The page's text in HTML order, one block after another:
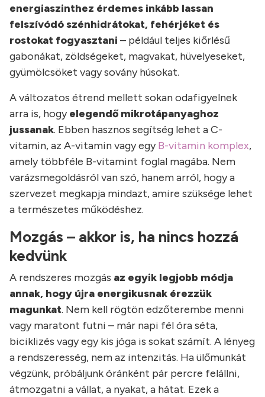
energiaszinthez érdemes inkább lassan
felszívódó szénhidrátokat, fehérjéket és
rostokat fogyasztani – például teljes kiőrlésű
gabonákat, zöldségeket, magvakat, hüvelyeseket,
gyümölcsöket vagy sovány húsokat.
A változatos étrend mellett sokan odafigyelnek
arra is, hogyelegendő mikrotápanyaghoz
jussanak. Ebben hasznos segítség lehet a C-
vitamin, az A-vitamin vagy egyB-vitamin komplex,
amely többféle B-vitamint foglal magába. Nem
varázsmegoldásról van szó, hanem arról, hogy a
szervezet megkapja mindazt, amire szüksége lehet
a természetes működéshez.
Mozgás – akkor is, ha nincs hozzá
kedvünk
A rendszeres mozgás az egyik legjobb módja
annak, hogy újra energikusnak érezzük
magunkat. Nem kell rögtön edzőterembe menni
vagy maratont futni – már napi fél óra séta,
biciklizés vagy egy kis jóga is sokat számít. A lényeg
a rendszeresség, nem az intenzitás. Ha ülőmunkát
végzünk, próbáljunk óránként pár percre felállni,
átmozgatni a vállat, a nyakat, a hátat. Ezek a